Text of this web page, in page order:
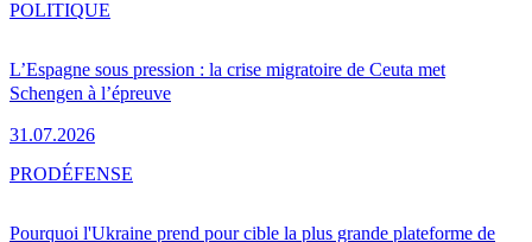
L’Espagne sous pression : la crise migratoire de Ceuta met
Schengen à l’épreuve
31.07.2026
POLITIQUE
Pourquoi l'Ukraine prend pour cible la plus grande plateforme de
PRODÉFENSE